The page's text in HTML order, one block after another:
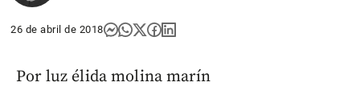
26 de abril de 2018
Por luz élida molina marín